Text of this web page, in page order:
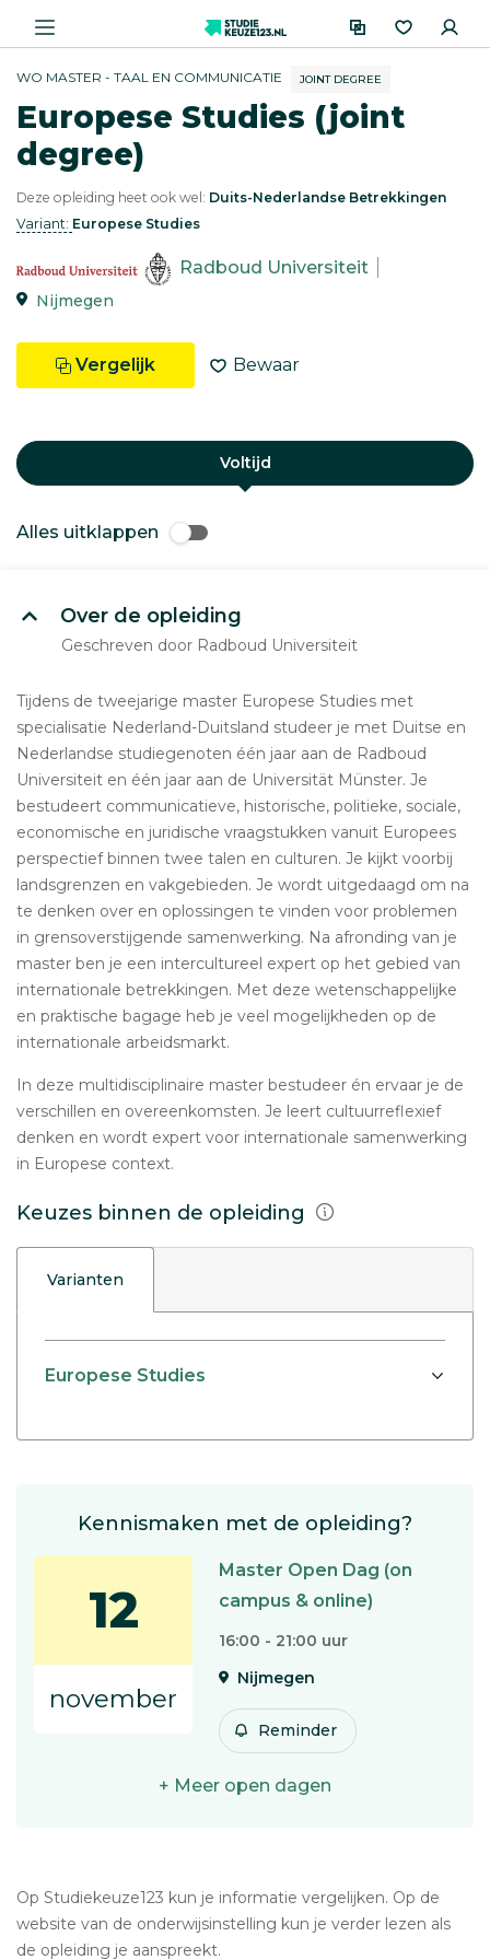
WO MASTER - TAAL EN COMMUNICATIE JOINT DEGREE
Europese Studies (joint
degree)
Deze opleiding heet ook wel: Duits-Nederlandse Betrekkingen
Variant: Europese Studies
Radboud Universiteit
Nijmegen
Vergelijk Bewaar
Voltijd
Alles uitklappen
Over de opleiding
Geschreven door Radboud Universiteit
Tijdens de tweejarige master Europese Studies met
specialisatie Nederland-Duitsland studeer je met Duitse en
Nederlandse studiegenoten één jaar aan de Radboud
Universiteit en één jaar aan de Universität Münster. Je
bestudeert communicatieve, historische, politieke, sociale,
economische en juridische vraagstukken vanuit Europees
perspectief binnen twee talen en culturen. Je kijkt voorbij
landsgrenzen en vakgebieden. Je wordt uitgedaagd om na
te denken over en oplossingen te vinden voor problemen
in grensoverstijgende samenwerking. Na afronding van je
master ben je een intercultureel expert op het gebied van
internationale betrekkingen. Met deze wetenschappelijke
en praktische bagage heb je veel mogelijkheden op de
internationale arbeidsmarkt.
In deze multidisciplinaire master bestudeer én ervaar je de
verschillen en overeenkomsten. Je leert cultuurreflexief
denken en wordt expert voor internationale samenwerking
in Europese context.
Keuzes binnen de opleiding
Varianten
Europese Studies
Kennismaken met de opleiding?
12
november
Master Open Dag (on
campus & online)
16:00 - 21:00 uur
Nijmegen
Reminder
+ Meer open dagen
Op Studiekeuze123 kun je informatie vergelijken. Op de
website van de onderwijsinstelling kun je verder lezen als
de opleiding je aanspreekt.